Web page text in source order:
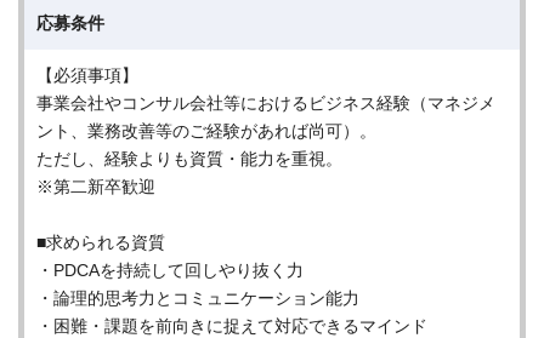
応募条件
【必須事項】
事業会社やコンサル会社等におけるビジネス経験（マネジメ
ント、業務改善等のご経験があれば尚可）。
ただし、経験よりも資質・能力を重視。
※第二新卒歓迎
■求められる資質
・PDCAを持続して回しやり抜く力
・論理的思考力とコミュニケーション能力
・困難・課題を前向きに捉えて対応できるマインド